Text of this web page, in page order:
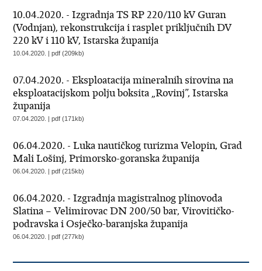
10.04.2020. - Izgradnja TS RP 220/110 kV Guran
(Vodnjan), rekonstrukcija i rasplet priključnih DV
220 kV i 110 kV, Istarska županija
10.04.2020. | pdf (209kb)
07.04.2020. - Eksploatacija mineralnih sirovina na
eksploatacijskom polju boksita „Rovinj”, Istarska
županija
07.04.2020. | pdf (171kb)
06.04.2020. - Luka nautičkog turizma Velopin, Grad
Mali Lošinj, Primorsko-goranska županija
06.04.2020. | pdf (215kb)
06.04.2020. - Izgradnja magistralnog plinovoda
Slatina – Velimirovac DN 200/50 bar, Virovitičko-
podravska i Osječko-baranjska županija
06.04.2020. | pdf (277kb)